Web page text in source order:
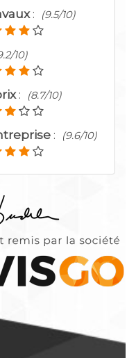
: (9.5/10)
10)
: (8.7/10)
: (9.6/10)